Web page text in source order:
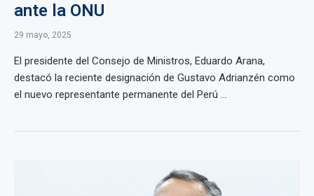
ante la ONU
29 mayo, 2025
El presidente del Consejo de Ministros, Eduardo Arana,
destacó la reciente designación de Gustavo Adrianzén como
el nuevo representante permanente del Perú ...